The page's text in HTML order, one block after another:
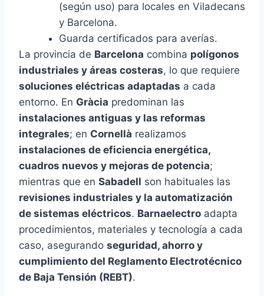
(según uso) para locales en Viladecans
y Barcelona.
Guarda certificados para averías.
La provincia de Barcelona combina polígonos
industriales y áreas costeras, lo que requiere
soluciones eléctricas adaptadas a cada
entorno. En Gràcia predominan las
instalaciones antiguas y las reformas
integrales; en Cornellà realizamos
instalaciones de eficiencia energética,
cuadros nuevos y mejoras de potencia;
mientras que en Sabadell son habituales las
revisiones industriales y la automatización
de sistemas eléctricos. Barnaelectro adapta
procedimientos, materiales y tecnología a cada
caso, asegurando seguridad, ahorro y
cumplimiento del Reglamento Electrotécnico
de Baja Tensión (REBT).